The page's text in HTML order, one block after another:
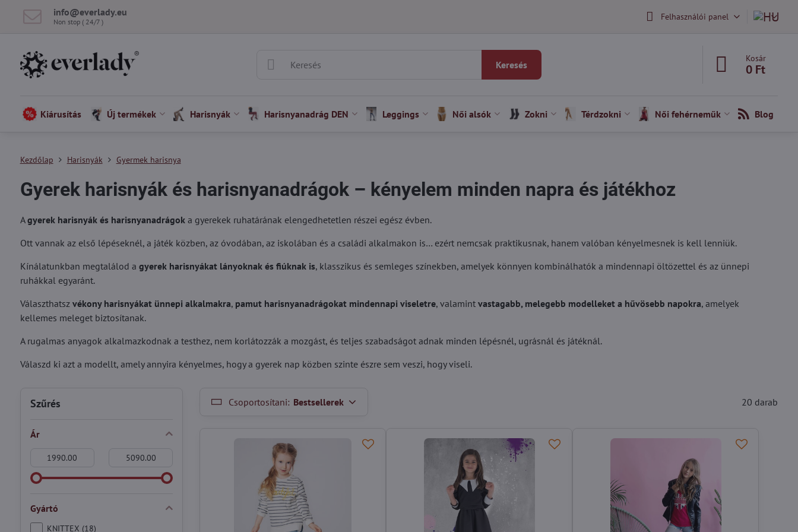
info​@everlady​.eu
Non stop ( 24/7 ) Felhasználói panel
Keresés
Kosár
0 Ft
Kiárusítás Új termékek Harisnyák Harisnyanadrág DEN Leggings Női alsók Zokni Térdzokni Női fehérneműk Blog
Kezdőlap Harisnyák Gyermek harisnya
Gyerek harisnyák és harisnyanadrágok – kényelem minden napra és játékhoz
Agyerek harisnyák és harisnyanadrágoka gyerekek ruhatárának elengedhetetlen részei egész évben.
Ott vannak az első lépéseknél, a játék közben, az óvodában, az iskolában és a családi alkalmakon is… ezért nemcsak praktikusnak, hanem valóban kényelmesnek is kell lenniük.
Kínálatunkban megtalálod a gyerek harisnyákat lányoknak és fiúknak is, klasszikus és semleges színekben, amelyek könnyen kombinálhatók a mindennapi öltözettel és az ünnepi
ruhákkal egyaránt.
Választhatsz vékony harisnyákat ünnepi alkalmakra, pamut harisnyanadrágokat mindennapi viseletre, valamint vastagabb, melegebb modelleket a hűvösebb napokra, amelyek
kellemes meleget biztosítanak.
A rugalmas anyagok alkalmazkodnak a testhez, nem korlátozzák a mozgást, és teljes szabadságot adnak minden lépésnél, ugrásnál és játéknál.
Válaszd ki azt a modellt, amely annyira kényelmes, hogy a gyerek nap közben szinte észre sem veszi, hogy viseli.
Csoportosítani: Bestsellerek 20 darab
Szűrés
Ár
From:
Gyártó
KNITTEX (18)